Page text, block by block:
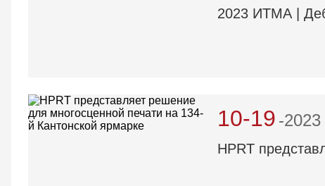
2023 ИТМА |
10-19 -2023
HPRT